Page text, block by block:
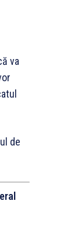
va
de